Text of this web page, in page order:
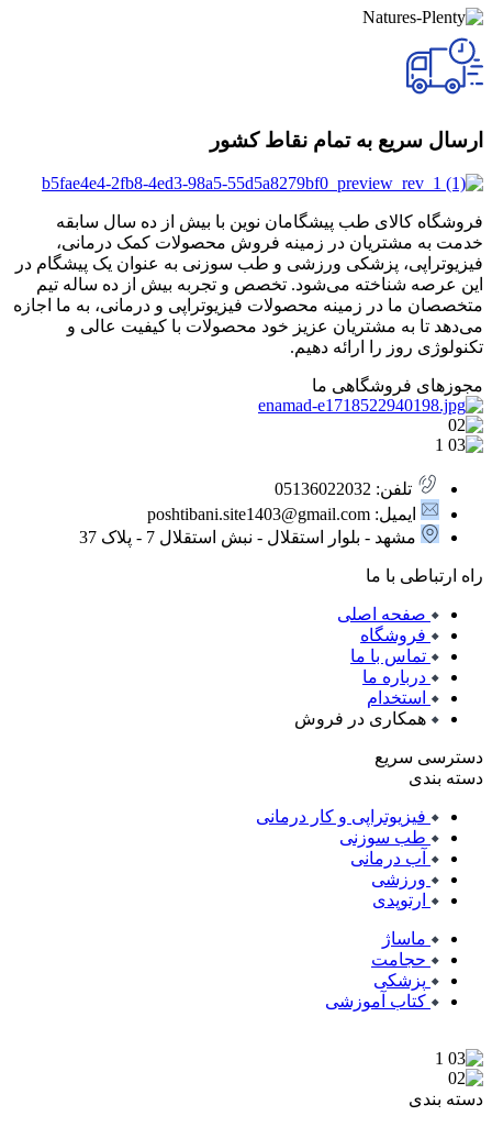
ارسال سریع به تمام نقاط کشور
فروشگاه کالای طب پیشگامان نوین با بیش از ده سال سابقه
خدمت به مشتریان در زمینه فروش محصولات کمک درمانی،
فیزیوتراپی، پزشکی ورزشی و طب سوزنی به عنوان یک پیشگام در
این عرصه شناخته می‌شود. تخصص و تجربه بیش از ده ساله تیم
متخصصان ما در زمینه محصولات فیزیوتراپی و درمانی، به ما اجازه
می‌دهد تا به مشتریان عزیز خود محصولات با کیفیت عالی و
تکنولوژی روز را ارائه دهیم.
مجوزهای فروشگاهی ما
تلفن: 05136022032
ایمیل: poshtibani.site1403@gmail.com
مشهد - بلوار استقلال - نبش استقلال 7 - پلاک 37
راه ارتباطی با ما
صفحه اصلی
فروشگاه
تماس با ما
درباره ما
استخدام
همکاری در فروش
دسترسی سریع
دسته بندی
فیزیوتراپی و کار درمانی
طب سوزنی
آب درمانی
ورزشی
ارتوپدی
ماساژ
حجامت
پزشکی
کتاب آموزشی
دسته بندی